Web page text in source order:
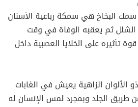
البخاخ هي سمكة رباعية الأسنان
ثم يعقبه الوفاة في وقت
تأثيره على الخلايا العصبية داخل
الألوان الزاهية يعيش في الغابات
طريق الجلد وبمجرد لمس الإنسان له